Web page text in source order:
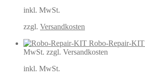
inkl. MwSt.
zzgl. Versandkosten
Robo-Repair-KIT
MwSt. zzgl. Versandkosten
inkl. MwSt.